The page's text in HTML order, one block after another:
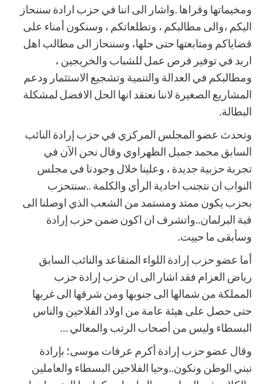
ومخيماتها وقراها .واشار الى اننا في حزب ارادة سننحاز
اليكم ،والى مطالبكم ، وتطلعاتكم ، وسنكون أمناء على
قضاياكم ومتابعتها حتى حلها، وسننحاز الى مطالب اهل
اربد في توفير فرص عمل للشباب والخريجين ،
ومطالبكم في العدالة والتنمية وتشجيع الاستثمار ودعم
المشاريع الصغيرة لاننا نعتقد انها الحل الافضل لمشكلة
البطالة.
وتحدث عضو المجلس المركزي في حزب إرادة النائب
السابق محمد جميل الظهراوي وقال نحن الآن في
تجربة حزبية جديدة ، وعلينا خلال وجودنا في مجلس
النواب ان نتجنب احادية الرأي والكلمة ..سنتحزب
بحزب يكون ممتد ومستمد من الشعب الذي اوصلنا الى
قبة البرلمان..واتشرف ان اكون ضمن حزب إرادة
وسأبقى ما حييت.
أما عضو حزب إرادة اللواء المتقاعد والنائب السابق
رياض العزام فقد اشار الى ان حزب إرادة حزب
المملكة من شمالها الى جنوبها ومن شرقها الى غربها
حتى حصل على هيئة عامة من اولاد الفلاحين والناس
البسطاء وليس من أصحاب الرتب والمعالي …
وقال عضو حزب إرادة أكرم عرفات موسى؛ بإرادة
نبني الوطن ونكون..وحيا الفلاحين البسطاء والعاملين